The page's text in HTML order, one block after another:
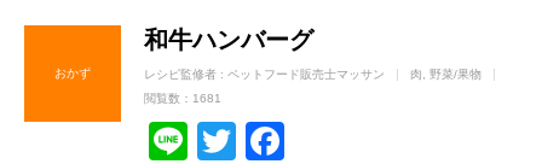
おかず
和牛ハンバーグ
レシピ監修者 : ペットフード販売士マッサン 肉
野菜/果物
閲覧数：1681
LineTwitter